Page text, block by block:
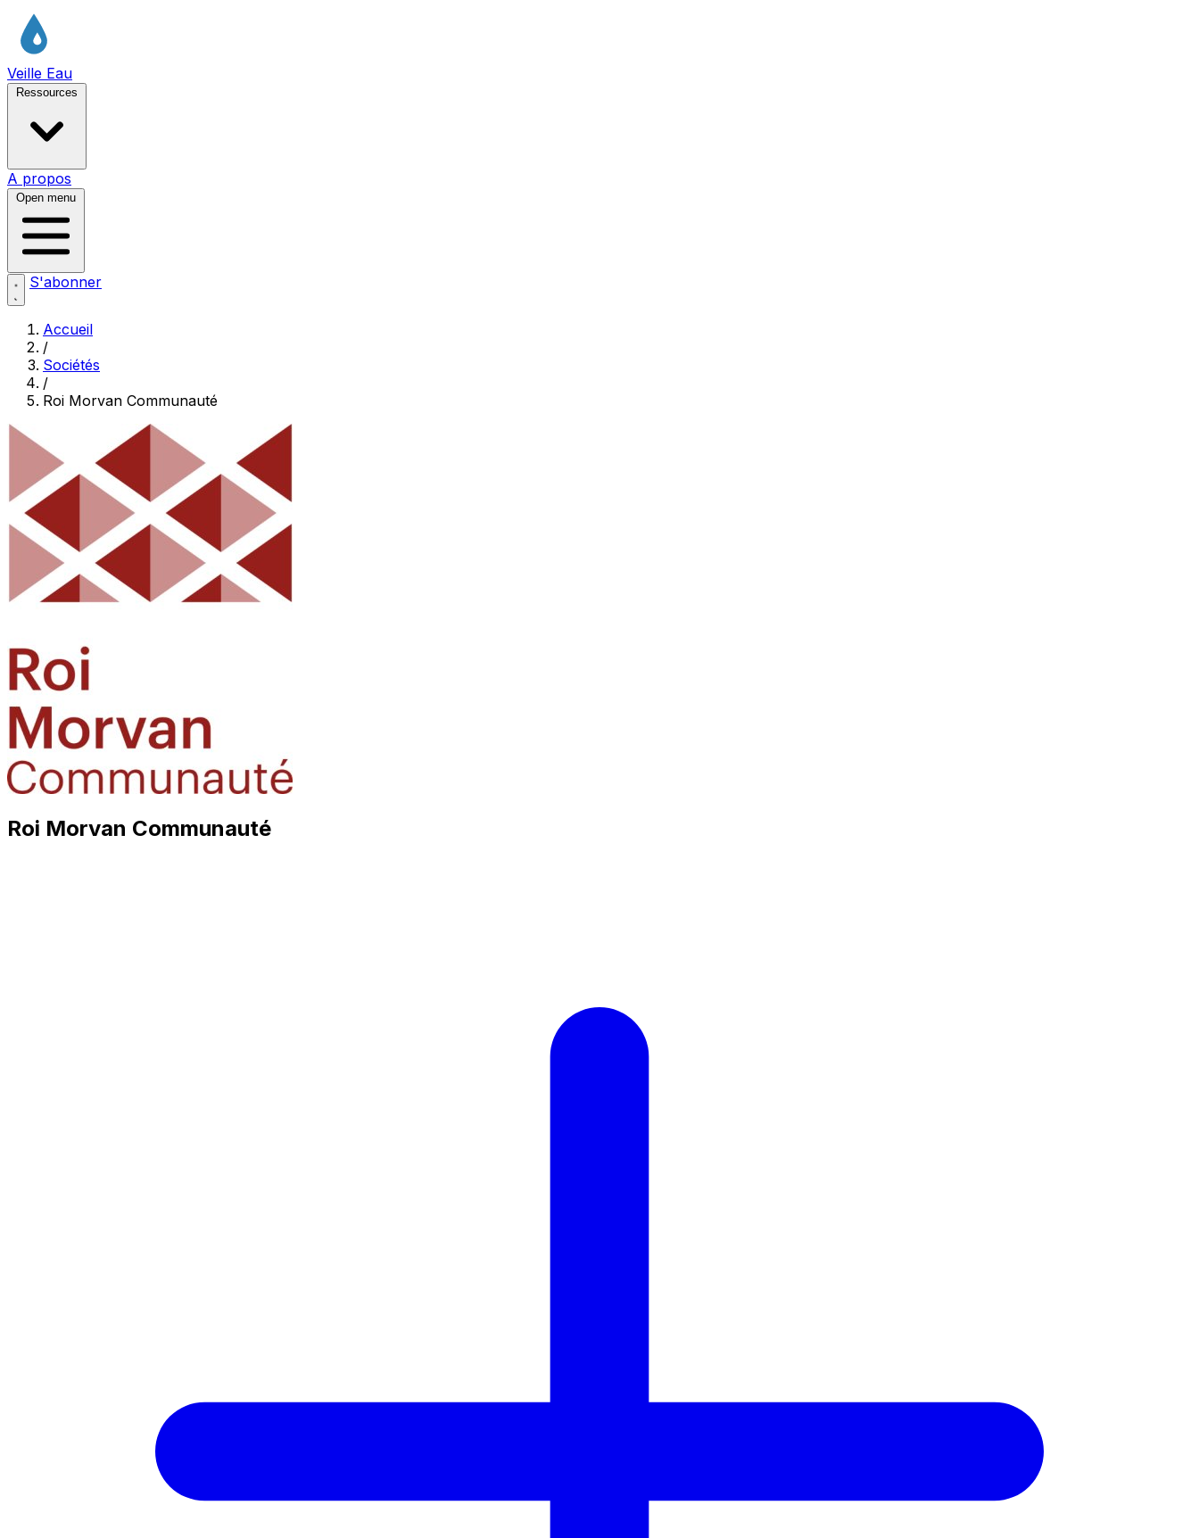
Veille Eau
Ressources
A propos
Open menu
S'abonner
Accueil
/
Sociétés
/
Roi Morvan Communauté
Roi Morvan Communauté